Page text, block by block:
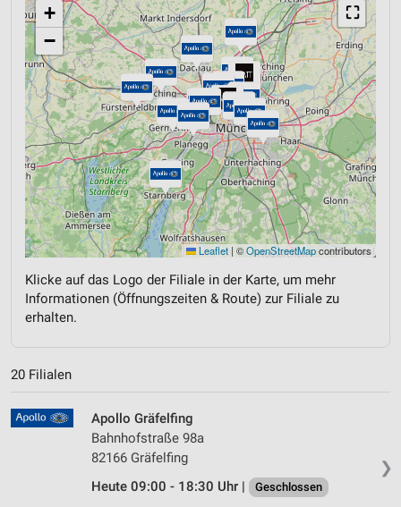
⛶
+
−
Leaflet | ©OpenStreetMapcontributors
Klicke auf das Logo der Filiale in der Karte, um mehr
Informationen (Öffnungszeiten & Route) zur Filiale zu
erhalten.
20 Filialen
❯
Apollo Gräfelfing
Bahnhofstraße 98a
82166 Gräfelfing
Heute 09:00 - 18:30 Uhr |
Geschlossen